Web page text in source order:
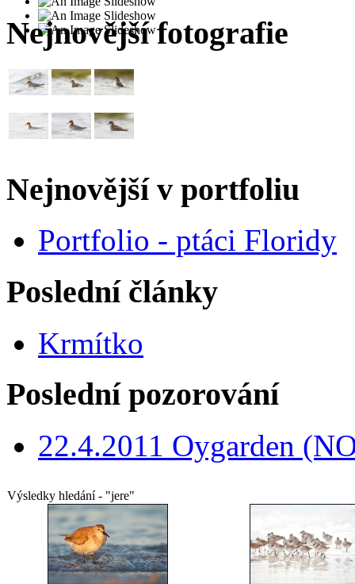
Nejnovější fotografie
Nejnovější v portfoliu
Portfolio - ptáci Floridy
Poslední články
Krmítko
Poslední pozorování
22.4.2011 Oygarden
Výsledky hledání - "jere"